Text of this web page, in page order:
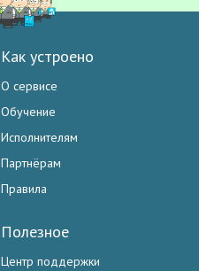
Как устроено
О сервисе
Обучение
Исполнителям
Партнёрам
Правила
Полезное
Центр поддержки